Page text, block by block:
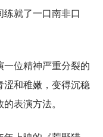
练就了一口南非口
一位精神严重分裂的
涩和稚嫩，变得沉稳
表演方法。